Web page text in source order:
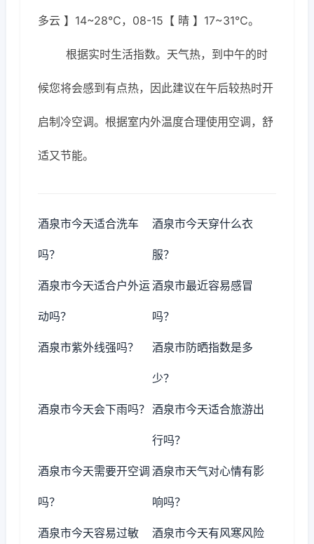
多云 】14~28℃，08-15【 晴 】17~31℃。
根据实时生活指数。天气热，到中午的时
候您将会感到有点热，因此建议在午后较热时开
启制冷空调。根据室内外温度合理使用空调，舒
适又节能。
酒泉市今天适合洗车
吗？
酒泉市今天穿什么衣
服？
酒泉市今天适合户外运
动吗？
酒泉市最近容易感冒
吗？
酒泉市紫外线强吗？ 酒泉市防晒指数是多
少？
酒泉市今天会下雨吗？ 酒泉市今天适合旅游出
行吗？
酒泉市今天需要开空调
吗？
酒泉市天气对心情有影
响吗？
酒泉市今天容易过敏 酒泉市今天有风寒风险